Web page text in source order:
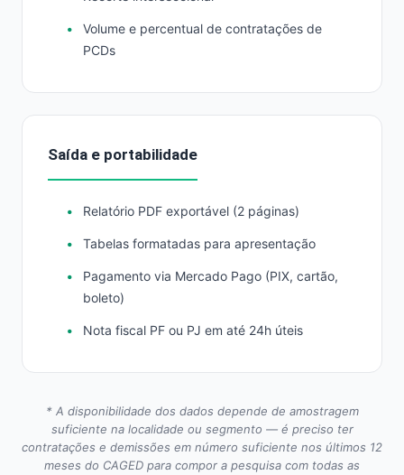
Volume e percentual de contratações de
PCDs
Saída e portabilidade
Relatório PDF exportável (2 páginas)
Tabelas formatadas para apresentação
Pagamento via Mercado Pago (PIX, cartão,
boleto)
Nota fiscal PF ou PJ em até 24h úteis
* A disponibilidade dos dados depende de amostragem
suficiente na localidade ou segmento — é preciso ter
contratações e demissões em número suficiente nos últimos 12
meses do CAGED para compor a pesquisa com todas as